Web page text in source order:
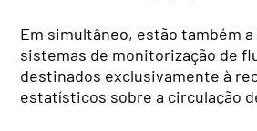
Em simultâneo, estão também
sistemas de monitorização de
destinados exclusivamente à
estatísticos sobre a circulação